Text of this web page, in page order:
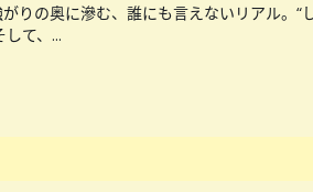
りの奥に滲む、誰にも言えないリアル。
て、...